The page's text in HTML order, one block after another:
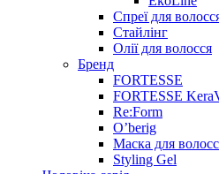
Спреї для
Стайлінг
Олії для волосся
Бренд
FORTESSE
FORTESSE
Re:Form
O’berig
Маска для
Styling Gel